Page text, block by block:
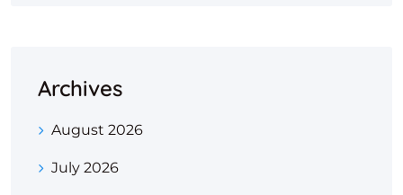
Archives
August 2026
July 2026